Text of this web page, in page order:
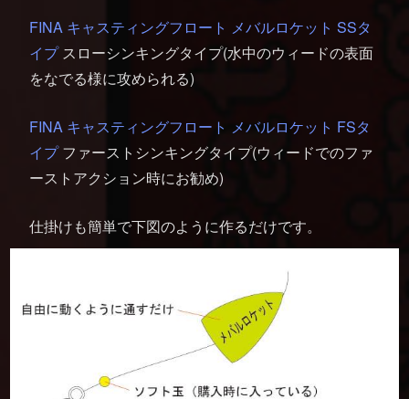
FINA キャスティングフロート メバルロケット SSタ
イプスローシンキングタイプ(水中のウィードの表面
をなでる様に攻められる)
FINA キャスティングフロート メバルロケット FSタ
イプファーストシンキングタイプ(ウィードでのファ
ーストアクション時にお勧め)
仕掛けも簡単で下図のように作るだけです。